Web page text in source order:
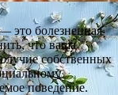
это болезненная
что ваша
собственных
поведение.